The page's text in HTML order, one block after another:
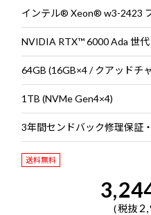
インテル® Xeon® w3-2423
NVIDIA RTX™ 6000 Ada 世代
64GB (16GB×4 / クアッドチ
1TB (NVMe Gen4×4)
送料無料
税抜